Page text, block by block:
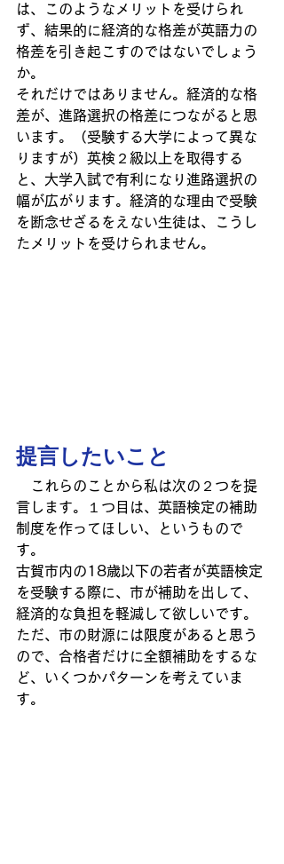
は、このようなメリットを受けられ
ず、結果的に経済的な格差が英語力の
格差を引き起こすのではないでしょう
か。
それだけではありません。経済的な格
差が、進路選択の格差につながると思
います。（受験する大学によって異な
りますが）英検２級以上を取得する
と、大学入試で有利になり進路選択の
幅が広がります。経済的な理由で受験
を断念せざるをえない生徒は、こうし
たメリットを受けられません。
提言したいこと
これらのことから私は次の２つを提
言します。１つ目は、英語検定の補助
制度を作ってほしい、というもので
す。
古賀市内の18歳以下の若者が英語検定
を受験する際に、市が補助を出して、
経済的な負担を軽減して欲しいです。
ただ、市の財源には限度があると思う
ので、合格者だけに全額補助をするな
ど、いくつかパターンを考えていま
す。